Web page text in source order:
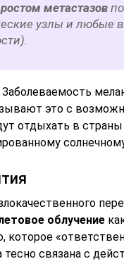
метастазов
узлы и любые
это с
отдыхать в
облучение
связана с